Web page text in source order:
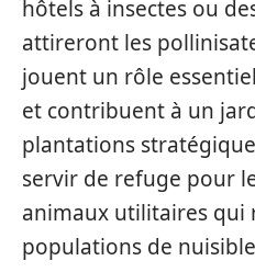
hôtels à insectes ou
attireront les
jouent un rôle
et contribuent à un
plantations
servir de refuge pour
animaux utilitaires qui
populations de